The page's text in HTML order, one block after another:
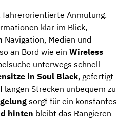
fahrerorientierte Anmutung.
klar im Blick,
Navigation, Medien und
an Bord wie ein Wireless
unterwegs schnell
in Soul Black, gefertigt
Strecken unbequem zu
sorgt für ein konstantes
hinten bleibt das Rangieren